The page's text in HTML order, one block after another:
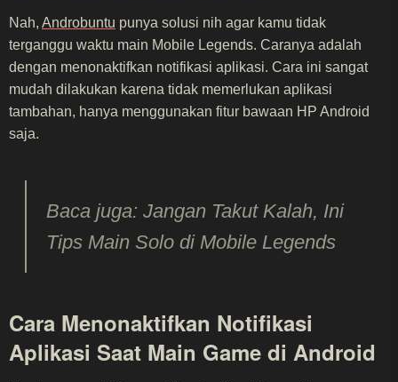
Nah, Androbuntu punya solusi nih agar kamu tidak
terganggu waktu main Mobile Legends. Caranya adalah
dengan menonaktifkan notifikasi aplikasi. Cara ini sangat
mudah dilakukan karena tidak memerlukan aplikasi
tambahan, hanya menggunakan fitur bawaan HP Android
saja.
Baca juga: Jangan Takut Kalah, Ini
Tips Main Solo di Mobile Legends
Cara Menonaktifkan Notifikasi
Aplikasi Saat Main Game di Android